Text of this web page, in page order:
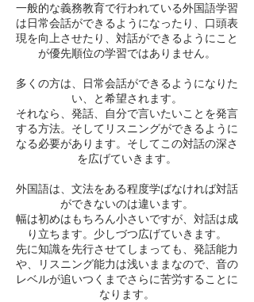
一般的な義務教育で行われている外国語学習
は日常会話ができるようになったり、口頭表
現を向上させたり、対話ができるようにこと
が優先順位の学習ではありません。
多くの方は、日常会話ができるようになりた
い、と希望されます。
それなら、発話、自分で言いたいことを発言
する方法。そしてリスニングができるように
なる必要があります。そしてこの対話の深さ
を広げていきます。
外国語は、文法をある程度学ばなければ対話
ができないのは違います。
幅は初めはもちろん小さいですが、対話は成
り立ちます。少しづつ広げていきます。
先に知識を先行させてしまっても、発話能力
や、リスニング能力は浅いままなので、音の
レベルが追いつくまでさらに苦労することに
なります。